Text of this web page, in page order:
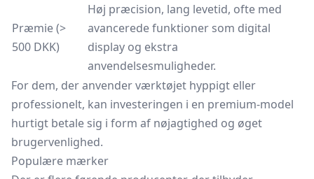
Præmie (>
500 DKK)
Høj præcision, lang levetid, ofte med
avancerede funktioner som digital
display og ekstra
anvendelsesmuligheder.
For dem, der anvender værktøjet hyppigt eller
professionelt, kan investeringen i en premium-model
hurtigt betale sig i form af nøjagtighed og øget
brugervenlighed.
Populære mærker